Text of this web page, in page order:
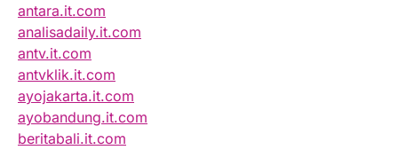
antara.it.com
analisadaily.it.com
antv.it.com
antvklik.it.com
ayojakarta.it.com
ayobandung.it.com
beritabali.it.com